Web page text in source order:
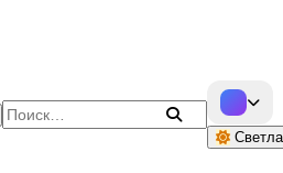
Поиск по сайту